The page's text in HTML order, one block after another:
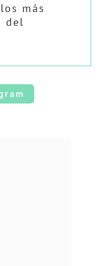
más
del